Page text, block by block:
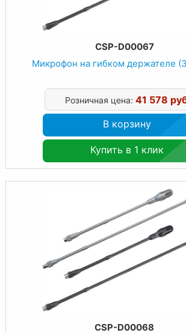
CSP-D00067
Микрофон на гибком держателе
Розничная цена: 41 578
В корзину
Купить в 1 клик
CSP-D00068